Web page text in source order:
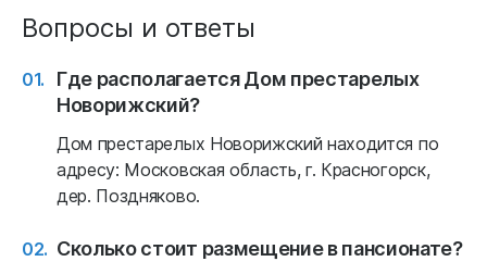
Вопросы и ответы
Где располагается Дом престарелых
Новорижский?
Дом престарелых Новорижский находится по
адресу: Московская область, г. Красногорск,
дер. Поздняково.
Сколько стоит размещение в пансионате?